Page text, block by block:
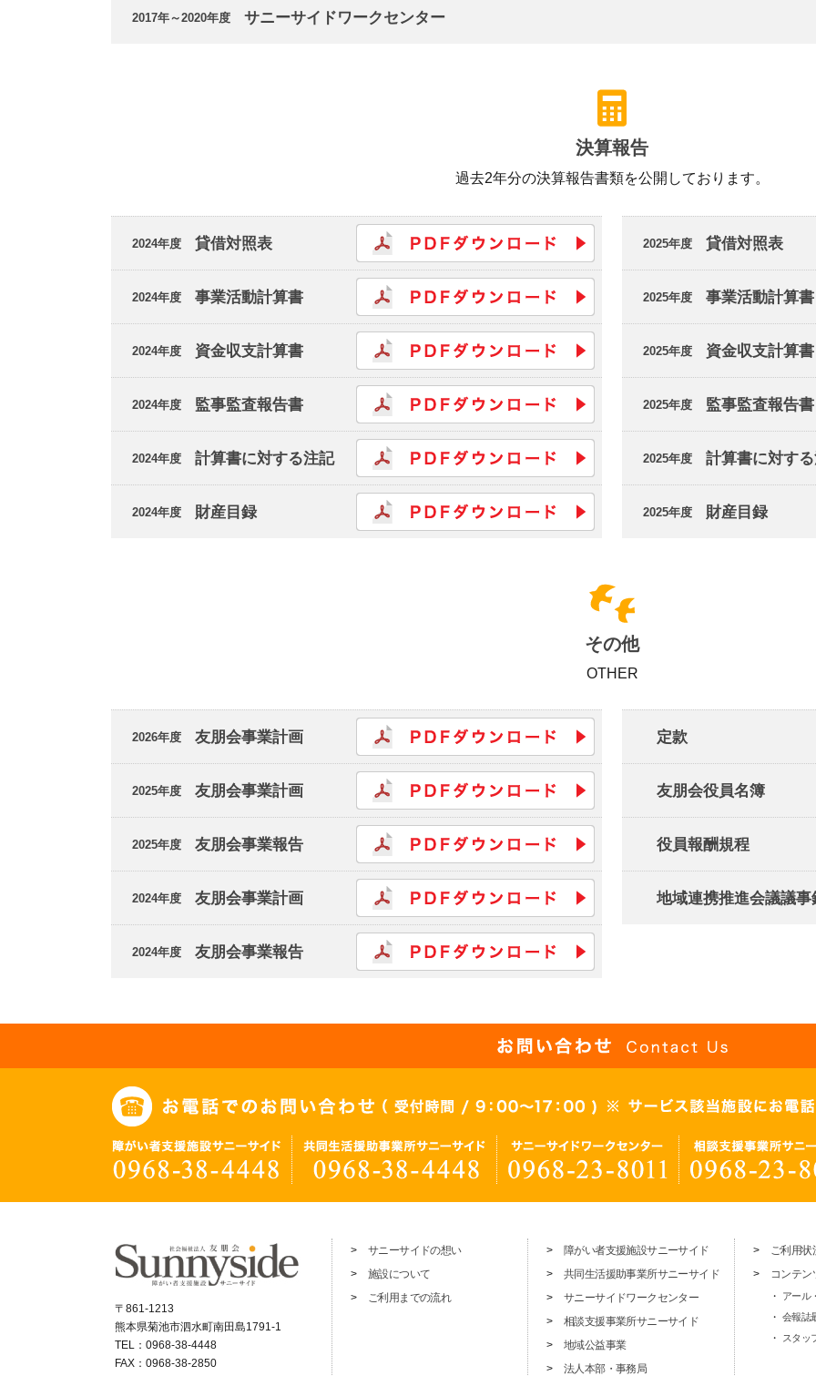
2017年～2020年度 サニーサイドワークセンター
決算報告
過去2年分の決算報告書類を公開しております。
2024年度 貸借対照表
2024年度 事業活動計算書
2024年度 資金収支計算書
2024年度 監事監査報告書
2024年度 計算書に対する注記
2024年度 財産目録
2025年度 貸借対照表
2025年度 事業活動計算書
2025年度 資金収支計算書
2025年度 監事監査報告書
2025年度 計算書に対す
2025年度 財産目録
その他
OTHER
2026年度 友朋会事業計画
2025年度 友朋会事業計画
2025年度 友朋会事業報告
2024年度 友朋会事業計画
2024年度 友朋会事業報告
定款
友朋会役員名簿
役員報酬規程
地域連携推進会議議事
〒861-1213
熊本県菊池市泗水町南田島1791-1
TEL：0968-38-4448
FAX：0968-38-2850
サニーサイドの想い
施設について
ご利用までの流れ
障がい者支援施設サニーサイド
共同生活援助事業所サニーサイド
サニーサイドワークセンター
相談支援事業所サニーサイド
地域公益事業
法人本部・事務局
ご利用状
コンテン
アール
会報誌
スタッ